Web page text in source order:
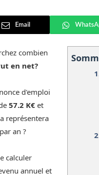
Email
combien
en net?
d'emploi
57.2 K€ et
représentera
an ?
calculer
annuel et